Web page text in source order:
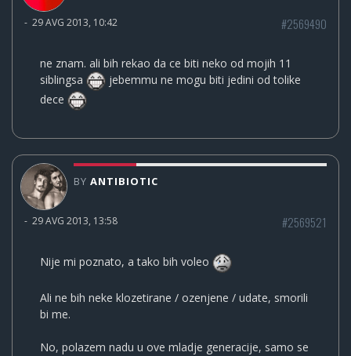
- 29 AVG 2013, 10:42 #2569490
ne znam. ali bih rekao da ce biti neko od mojih 11
siblingsa
jebemmu ne mogu biti jedini od tolike
dece
BY ANTIBIOTIC
- 29 AVG 2013, 13:58 #2569521
Nije mi poznato, a tako bih voleo
Ali ne bih neke klozetirane / ozenjene / udate, smorili
bi me.
No, polazem nadu u ove mladje generacije, samo se